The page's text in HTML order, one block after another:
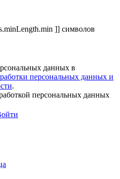
]] символов
данных в
персональных данных и
.
персональных данных